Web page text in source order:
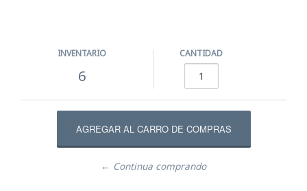
INVENTARIO
6
CANTIDAD
← Continua comprando